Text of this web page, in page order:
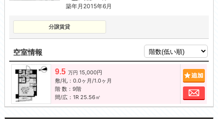
築年月2015年6月
分譲賃貸
空室情報
9.5 万円 15,000円
敷/礼：0.0ヶ月/1.0ヶ月
階 数：9階
間/広：1R 25.56㎡
お